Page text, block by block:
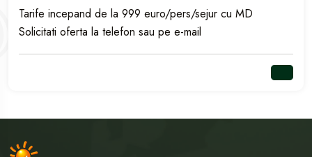
Tarife incepand de la 999 euro/pers/sejur cu MD
Solicitati oferta la telefon sau pe e-mail